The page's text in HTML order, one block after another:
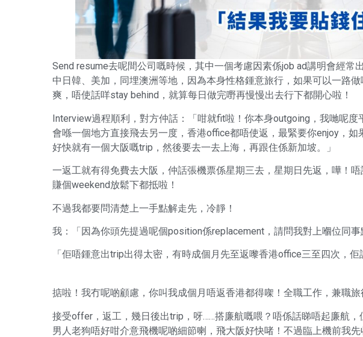
Send resume去呢間公司嘅時候，其中一個考慮因素係job ad講明會經常
中日韓、美加，同埋澳洲等地，因為本身性格鍾意旅行，如果可以一路
爽，唔使話咩stay behind，就算每日做完嘢再慢慢出去行下都開心啦！
Interview過程順利，對方仲話：「咁就fit啦！你本身outgoing，我哋呢
會喺一個地方直接飛去另一度，香港office都唔使返，最緊要你enjoy，
好快就有一個大阪嘅trip，然後要去一去上海，再跟住係新加坡。」
一返工就有得免費去大阪，仲話張機票係星期三去，星期日先返，嘩！
賺個weekend放鬆下都抵啦！
不過我都要問清楚上一手點解走先，冷靜！
我：「因為你頭先提過呢個position係replacement，請問我對上嗰位同事
「佢唔鍾意出trip出得太密，有時成個月先至返嚟香港office三至四次，佢
掂啦！我冇呢啲顧慮，你叫我成個月唔返香港都得㗎！全職工作，兼職旅
接受offer，返工，幾日後出trip，呀……搭廉航嘅喂？唔係話睇唔起廉航，
男人老狗唔好咁介意飛機呢啲細節喇，飛大阪好快啫！不過臨上機前我